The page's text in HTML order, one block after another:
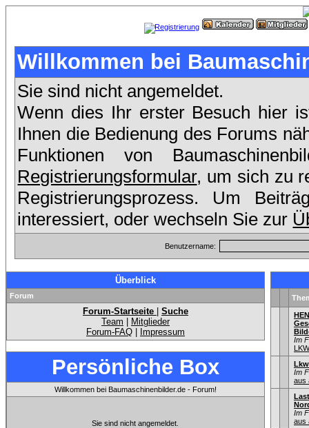
Willkommen bei
Sie sind nicht angemeldet.
Wenn dies Ihr erster Besuch hier
Ihnen die Bedienung des Forums
Funktionen von
Registrierungsformular, um sich zu
Registrierungsprozess. Um
interessiert, oder wechseln Sie zur
Benutzername:
Überblick
Forum
Forum-Startseite
Suche
Team
Mitglieder
Forum-FAQ
Impressum
Persönliche Box
Willkommen bei Baumaschinenbilder.de - Forum!
Sie sind nicht angemeldet.
Im
Im
aus
Im
aus